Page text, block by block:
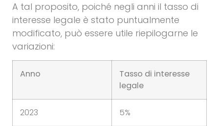
A tal proposito, poiché negli anni il tasso di
interesse legale è stato puntualmente
modificato, può essere utile riepilogarne le
variazioni:
Anno
Tasso di interesse
legale
2023 5%